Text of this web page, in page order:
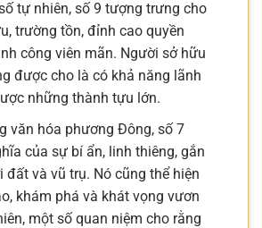
tự nhiên, số 9 tượng trưng cho
trường tồn, đỉnh cao quyền
công viên mãn. Người sở hữu
được cho là có khả năng lãnh
những thành tựu lớn.
văn hóa phương Đông, số 7
của sự bí ẩn, linh thiêng, gắn
đất và vũ trụ. Nó cũng thể hiện
khám phá và khát vọng vươn
một số quan niệm cho rằng